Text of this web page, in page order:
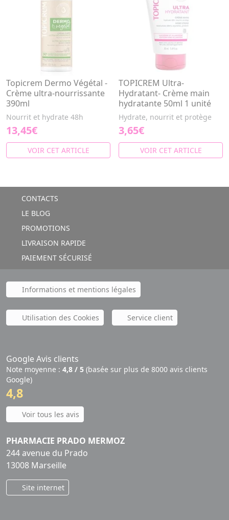
Topicrem Dermo Végétal -
Crème ultra-nourrissante
390ml
Nourrit et hydrate 48h
13,45€
VOIR CET ARTICLE
TOPICREM Ultra-
Hydratant- Crème main
hydratante 50ml 1 unité
Hydrate, nourrit et protège
3,65€
VOIR CET ARTICLE
CONTACTS
LE BLOG
PROMOTIONS
LIVRAISON RAPIDE
PAIEMENT SÉCURISÉ
Informations et mentions légales
Utilisation des Cookies Service client
Google Avis clients
Note moyenne : 4,8 / 5 (basée sur plus de 8000 avis clients
Google)
4,8
Voir tous les avis
PHARMACIE PRADO MERMOZ
244 avenue du Prado
13008 Marseille
Site internet